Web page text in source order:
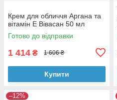
Крем для обличчя Аргана та
вітамін Е Вівасан 50 мл
Готово до відправки
1 414 ₴ 1 606 ₴
Купити
–12%